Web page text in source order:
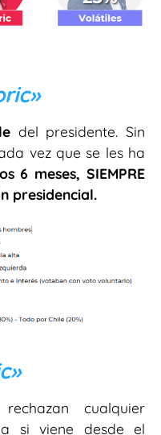
del presidente. Sin
vez que se les ha
6 meses, SIEMPRE
presidencial.
cualquier
si viene desde el